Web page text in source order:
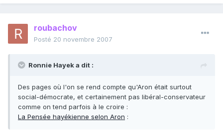
roubachov
Posté 20 novembre 2007
Ronnie Hayek a dit :
Des pages où l'on se rend compte qu'Aron était surtout
social-démocrate, et certainement pas libéral-conservateur
comme on tend parfois à le croire :
La Pensée hayékienne selon Aron :